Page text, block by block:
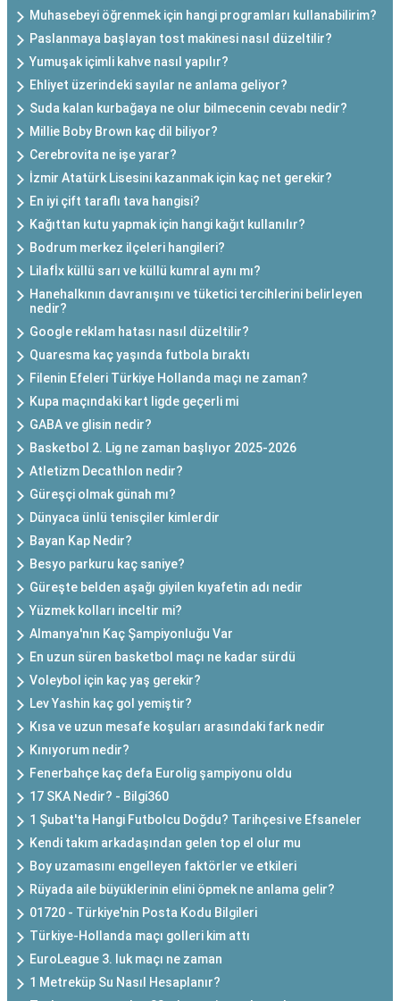
Muhasebeyi öğrenmek için hangi programları kullanabilirim?
Paslanmaya başlayan tost makinesi nasıl düzeltilir?
Yumuşak içimli kahve nasıl yapılır?
Ehliyet üzerindeki sayılar ne anlama geliyor?
Suda kalan kurbağaya ne olur bilmecenin cevabı nedir?
Millie Boby Brown kaç dil biliyor?
Cerebrovita ne işe yarar?
İzmir Atatürk Lisesini kazanmak için kaç net gerekir?
En iyi çift taraflı tava hangisi?
Kağıttan kutu yapmak için hangi kağıt kullanılır?
Bodrum merkez ilçeleri hangileri?
Lilafİx küllü sarı ve küllü kumral aynı mı?
Hanehalkının davranışını ve tüketici tercihlerini belirleyen
nedir?
Google reklam hatası nasıl düzeltilir?
Quaresma kaç yaşında futbola bıraktı
Filenin Efeleri Türkiye Hollanda maçı ne zaman?
Kupa maçındaki kart ligde geçerli mi
GABA ve glisin nedir?
Basketbol 2. Lig ne zaman başlıyor 2025-2026
Atletizm Decathlon nedir?
Güreşçi olmak günah mı?
Dünyaca ünlü tenisçiler kimlerdir
Bayan Kap Nedir?
Besyo parkuru kaç saniye?
Güreşte belden aşağı giyilen kıyafetin adı nedir
Yüzmek kolları inceltir mi?
Almanya'nın Kaç Şampiyonluğu Var
En uzun süren basketbol maçı ne kadar sürdü
Voleybol için kaç yaş gerekir?
Lev Yashin kaç gol yemiştir?
Kısa ve uzun mesafe koşuları arasındaki fark nedir
Kınıyorum nedir?
Fenerbahçe kaç defa Eurolig şampiyonu oldu
17 SKA Nedir? - Bilgi360
1 Şubat'ta Hangi Futbolcu Doğdu? Tarihçesi ve Efsaneler
Kendi takım arkadaşından gelen top el olur mu
Boy uzamasını engelleyen faktörler ve etkileri
Rüyada aile büyüklerinin elini öpmek ne anlama gelir?
01720 - Türkiye'nin Posta Kodu Bilgileri
Türkiye-Hollanda maçı golleri kim attı
EuroLeague 3. luk maçı ne zaman
1 Metreküp Su Nasıl Hesaplanır?